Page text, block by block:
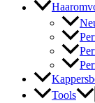
Tools